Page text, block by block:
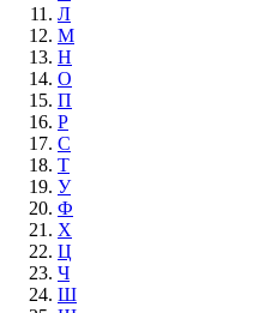
Л
М
Н
О
П
Р
С
Т
У
Ф
Х
Ц
Ч
Ш